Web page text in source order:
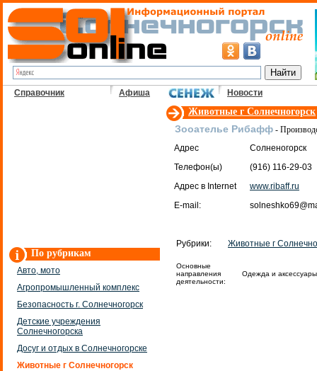
Справочник Афиша Новости
По рубрикам
Авто, мото
Агропромышленный комплекс
Безопасность г. Солнечногорск
Детские учреждения
Солнечногорска
Досуг и отдых в Солнечногорске
Животные г Солнечногорск
Животные г Солнечногорск
Зооателье Рибафф -
Адрес
Солненогорск
Телефон(ы)
(916) 116-29-03
Адрес в Internet
www.ribaff.ru
E-mail:
Рубрики: Животные г
Основные
направления
деятельности:
Одежда и